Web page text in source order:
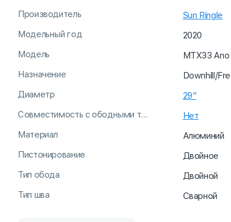
Производитель
Sun Ringle
Модельный год
2020
Модель
MTX33
Назначение
Downhill/
Диаметр
29"
Совместимость с ободными тормозами
Нет
Материал
Алюминий
Пистонирование
Двойное
Тип обода
Двойной
Тип шва
Сварной